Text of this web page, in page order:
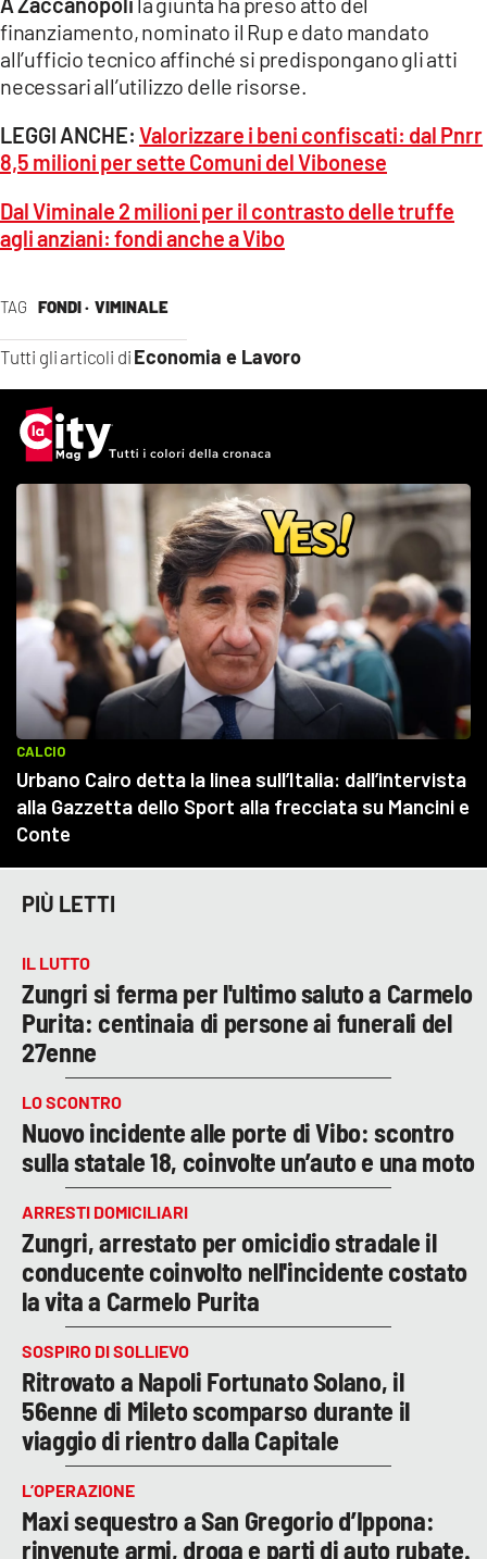
TAG FONDI · VIMINALE
Tutti gli articoli di Economia e Lavoro
finanziamento, nominato il Rup e dato mandato
all’ufficio tecnico affinché si predispongano gli atti
necessari all’utilizzo delle risorse.
LEGGI ANCHE: Valorizzare i beni confiscati: dal Pnrr
8,5 milioni per sette Comuni del Vibonese
Dal Viminale 2 milioni per il contrasto delle truffe
agli anziani: fondi anche a Vibo
PIÙ LETTI
IL LUTTO
Zungri si ferma per l'ultimo saluto a Carmelo
Purita: centinaia di persone ai funerali del
27enne
LO SCONTRO
Nuovo incidente alle porte di Vibo: scontro
sulla statale 18, coinvolte un’auto e una moto
ARRESTI DOMICILIARI
Zungri, arrestato per omicidio stradale il
conducente coinvolto nell'incidente costato
la vita a Carmelo Purita
SOSPIRO DI SOLLIEVO
Ritrovato a Napoli Fortunato Solano, il
56enne di Mileto scomparso durante il
viaggio di rientro dalla Capitale
L’OPERAZIONE
Maxi sequestro a San Gregorio d’Ippona:
rinvenute armi, droga e parti di auto rubate.